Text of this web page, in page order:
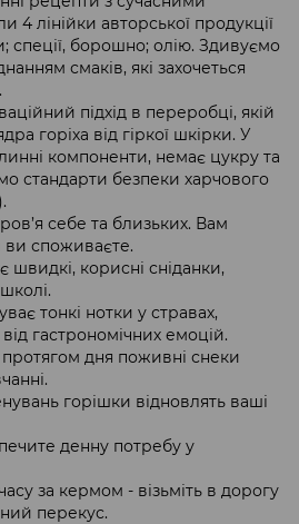
4 лінійки авторської продукції
спеції, борошно; олію. Здивуємо
смаків, які захочеться
підхід в переробці, якій
горіха від гіркої шкірки. У
компоненти, немає цукру та
стандарти безпеки харчового
себе та близьких. Вам
ви споживаєте.
корисні сніданки,
тонкі нотки у стравах,
гастрономічних емоцій.
дня поживні снеки
горішки відновлять ваші
денну потребу у
за кермом - візьміть в дорогу
перекус.